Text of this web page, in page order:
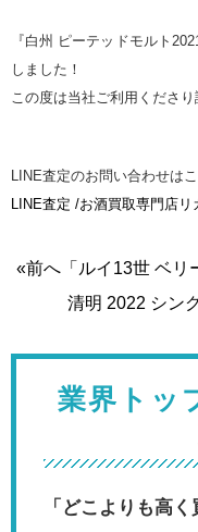
『白州 ピーテッドモルト
しました！
この度は当社ご利用くださ
LINE査定のお問い合わせ
LINE査定 /お酒買取専門店リ
«前へ「ルイ13世 ベリ
清明 2022 シン
業界トッ
「どこよりも高